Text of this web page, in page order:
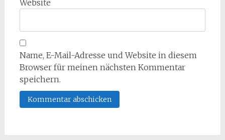
Website
Name, E-Mail-Adresse und Website in diesem
Browser für meinen nächsten Kommentar
speichern.